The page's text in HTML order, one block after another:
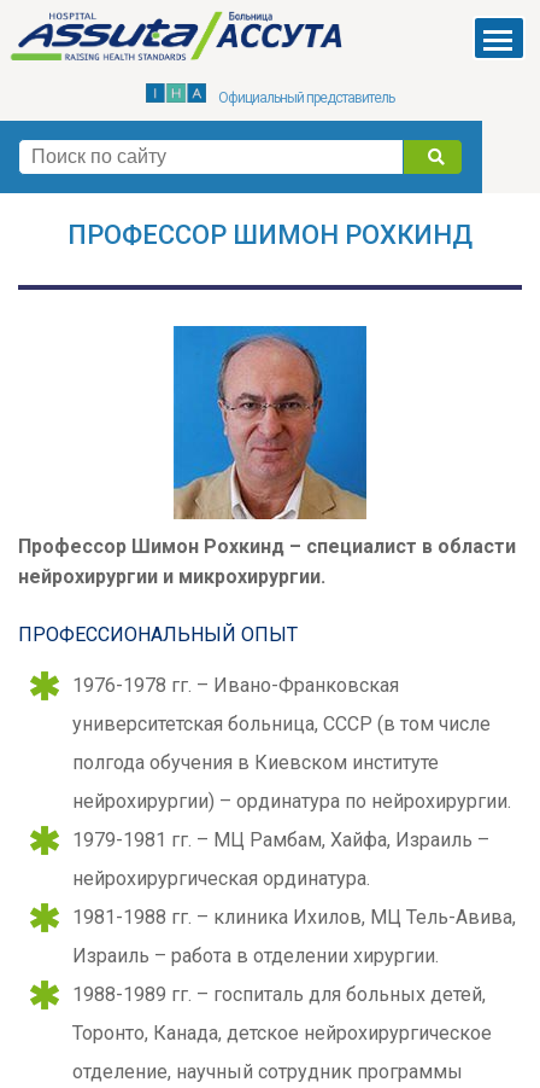
Официальный представитель
поиск
ПРОФЕССОР ШИМОН РОХКИНД
Профессор Шимон Рохкинд – специалист в области
нейрохирургии и микрохирургии.
ПРОФЕССИОНАЛЬНЫЙ ОПЫТ
1976-1978 гг. – Ивано-Франковская
университетская больница, СССР (в том числе
полгода обучения в Киевском институте
нейрохирургии) – ординатура по нейрохирургии.
1979-1981 гг. – МЦ Рамбам, Хайфа, Израиль –
нейрохирургическая ординатура.
1981-1988 гг. – клиника Ихилов, МЦ Тель-Авива,
Израиль – работа в отделении хирургии.
1988-1989 гг. – госпиталь для больных детей,
Торонто, Канада, детское нейрохирургическое
отделение, научный сотрудник программы